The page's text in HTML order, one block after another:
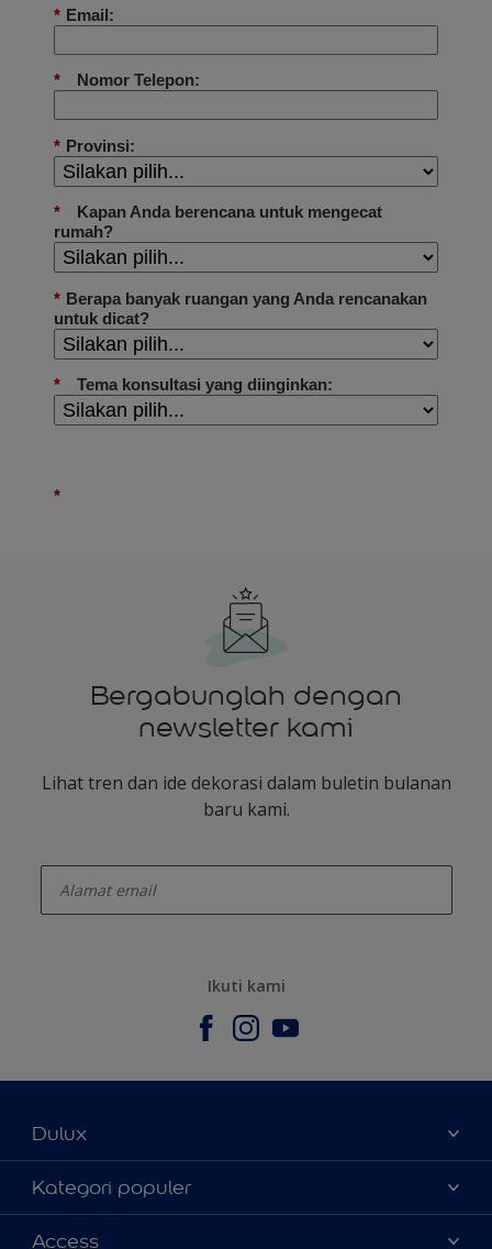
Bergabunglah dengan
newsletter kami
Lihat tren dan ide dekorasi dalam buletin bulanan
baru kami.
Ikuti kami
Dulux
Tentang Kami
Contact us
Kategori populer
Warna
Access